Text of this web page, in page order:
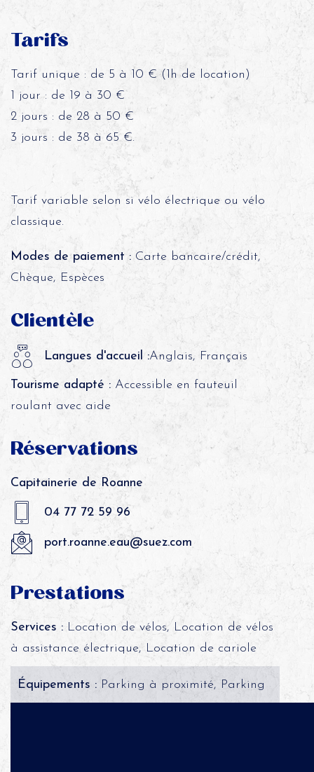
Tarifs
Tarif unique : de 5 à 10 € (1h de location)
1 jour : de 19 à 30 €
2 jours : de 28 à 50 €
3 jours : de 38 à 65 €.
Tarif variable selon si vélo électrique ou vélo
classique.
Modes de paiement :Carte bancaire/crédit,
Chèque, Espèces
Clientèle
Langues d'accueil :Anglais, Français
Tourisme adapté :Accessible en fauteuil
roulant avec aide
Réservations
Capitainerie de Roanne
04 77 72 59 96
port.roanne.eau@suez.com
Prestations
Services :Location de vélos, Location de vélos
à assistance électrique, Location de cariole
Équipements :Parking à proximité, Parking